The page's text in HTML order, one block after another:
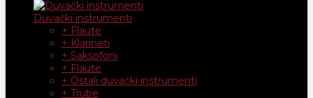
Duvački instrumenti
+ Flaute
+ Klarineti
+ Saksofoni
+ Flaute
+ Ostali duvački instrumenti
+ Trube